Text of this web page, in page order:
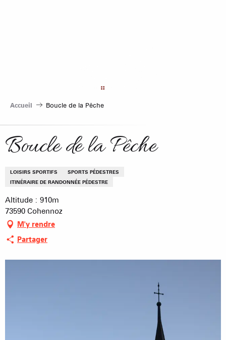
Accueil Boucle de la Pêche
Boucle de la Pêche
LOISIRS SPORTIFS
SPORTS PÉDESTRES
ITINÉRAIRE DE RANDONNÉE PÉDESTRE
Altitude : 910m
73590 Cohennoz
M'y rendre
Partager